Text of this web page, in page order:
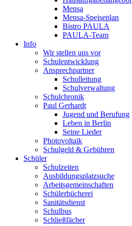
Mensa
Mensa-Speiseplan
Bistro PAULA
PAULA-Team
Info
Wir stellen uns vor
Schulentwicklung
Ansprechpartner
Schulleitung
Schulverwaltung
Schulchronik
Paul Gerhardt
Jugend und Berufung
Leben in Berlin
Seine Lieder
Photovoltaik
Schulgeld & Gebühren
Schüler
Schulzeiten
Ausbildungsplatzsuche
Arbeitsgemeinschaften
Schülerbücherei
Sanitätsdienst
Schulbus
Schließfächer